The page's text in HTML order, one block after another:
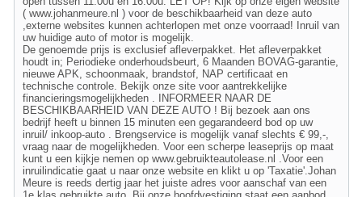
( www.johanmeure.nl ) voor de beschikbaarheid van deze auto
,externe websites kunnen achterlopen met onze voorraad! Inruil van
uw huidige auto of motor is mogelijk.
De genoemde prijs is exclusief afleverpakket. Het afleverpakket
houdt in; Periodieke onderhoudsbeurt, 6 Maanden BOVAG-garantie,
nieuwe APK, schoonmaak, brandstof, NAP certificaat en
technische controle. Bekijk onze site voor aantrekkelijke
financieringsmogelijkheden . INFORMEER NAAR DE
BESCHIKBAARHEID VAN DEZE AUTO ! Bij bezoek aan ons
bedrijf heeft u binnen 15 minuten een gegarandeerd bod op uw
inruil/ inkoop-auto . Brengservice is mogelijk vanaf slechts € 99,-,
vraag naar de mogelijkheden. Voor een scherpe leaseprijs op maat
kunt u een kijkje nemen op www.gebruikteautolease.nl .Voor een
inruilindicatie gaat u naar onze website en klikt u op 'Taxatie'.Johan
Meure is reeds dertig jaar het juiste adres voor aanschaf van een